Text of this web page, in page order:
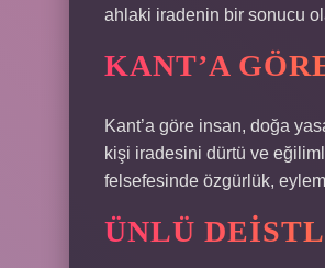
ahlaki iradenin bir sonucu
KANT’A
Kant’a göre insan, doğa
kişi iradesini dürtü ve
felsefesinde özgürlük,
ÜNLÜ